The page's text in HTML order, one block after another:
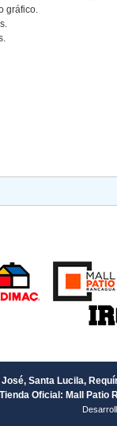
gráfico.
Santa Lucila,
Tienda Oficial: Mall Patio